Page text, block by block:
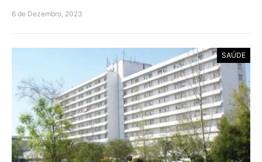
6 de Dezembro, 2023
SAÚDE